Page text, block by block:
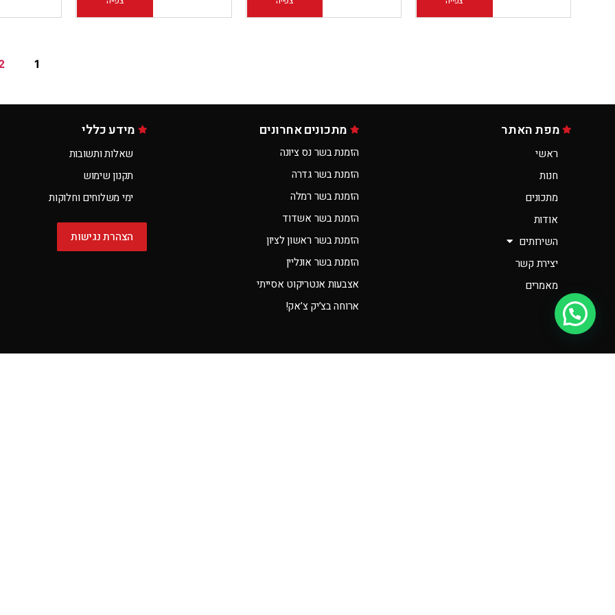
1
מפת האתר
ראשי
חנות
מתכונים
אודות
השירותים
יצירת קשר
מאמרים
מתכונים אחרונים
הזמנת בשר נס ציונה
הזמנת בשר גדרה
הזמנת בשר רמלה
הזמנת בשר אשדוד
הזמנת בשר ראשון לציון
הזמנת בשר אונליין
אצבעות אנטריקוט אסייתי
ארוחה בצ’יק צ’אק!
מידע כללי
שאלות ותשובות
תקנון שימוש
ימי משלוחים וחלוקות
הצהרת נגישות